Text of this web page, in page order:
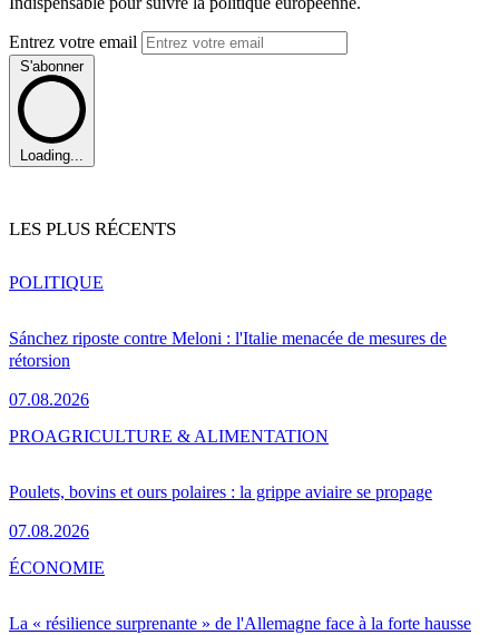
Entrez votre email
S'abonner
Loading...
LES PLUS RÉCENTS
Sánchez riposte contre Meloni : l'Italie menacée de mesures de
rétorsion
07.08.2026
POLITIQUE
Poulets, bovins et ours polaires : la grippe aviaire se propage
07.08.2026
PROAGRICULTURE & ALIMENTATION
La « résilience surprenante » de l'Allemagne face à la forte hausse
ÉCONOMIE